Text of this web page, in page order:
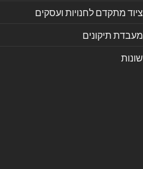
ציוד מתקדם לחנויות ועסקים
מעבדת תיקונים
שונות